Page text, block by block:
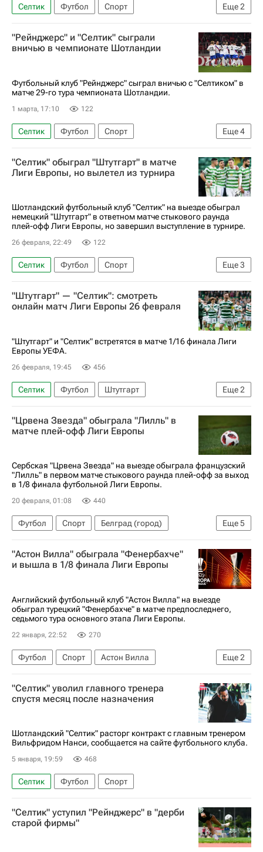
Еще2
Селтик Футбол
Спорт
АПЛ 2026-2027 (Чемпионат Англии по футболу)
Рейнджерс
"Рейнджерс" и "Селтик" сыграли
вничью в чемпионате Шотландии
Футбольный клуб "Рейнджерс" сыграл вничью с "Селтиком" в
матче 29-го тура чемпионата Шотландии.
1 марта, 17:10 122
Еще4
Селтик Футбол
Спорт
АПЛ 2026-2027 (Чемпионат Англии по футболу)
Киран Тирни
Рейнджерс Хартс
"Селтик" обыграл "Штутгарт" в матче
Лиги Европы, но вылетел из турнира
Шотландский футбольный клуб "Селтик" на выезде обыграл
немецкий "Штутгарт" в ответном матче стыкового раунда
плей-офф Лиги Европы, но завершил выступление в турнире.
26 февраля, 22:49 122
Еще3
Селтик Футбол
Спорт
Анонсы и трансляции матчей
Штутгарт
Ференцварош
"Штутгарт" — "Селтик": смотреть
онлайн матч Лиги Европы 26 февраля
"Штутгарт" и "Селтик" встретятся в матче 1/16 финала Лиги
Европы УЕФА.
26 февраля, 19:45 456
Еще2
Селтик Футбол
Штутгарт
Лига Европы УЕФА 2026-2027
Анонсы и трансляции матчей
"Црвена Звезда" обыграла "Лилль" в
матче плей-офф Лиги Европы
Сербская "Црвена Звезда" на выезде обыграла французский
"Лилль" в первом матче стыкового раунда плей-офф за выход
в 1/8 финала футбольной Лиги Европы.
20 февраля, 01:08 440
Еще5
Футбол Спорт
Белград (город)
Болгария
Венгрия
Црвена Звезда
Лилль
Лудогорец
"Астон Вилла" обыграла "Фенербахче"
и вышла в 1/8 финала Лиги Европы
Английский футбольный клуб "Астон Вилла" на выезде
обыграл турецкий "Фенербахче" в матче предпоследнего,
седьмого тура основного этапа Лиги Европы.
22 января, 22:52 270
Еще2
Футбол Спорт
Астон Вилла
Фенербахче
Лига Европы УЕФА 2026-2027
"Селтик" уволил главного тренера
спустя месяц после назначения
Шотландский "Селтик" расторг контракт с главным тренером
Вильфридом Нанси, сообщается на сайте футбольного клуба.
5 января, 19:59 468
Селтик Футбол Спорт
"Селтик" уступил "Рейнджерс" в "дерби
старой фирмы"